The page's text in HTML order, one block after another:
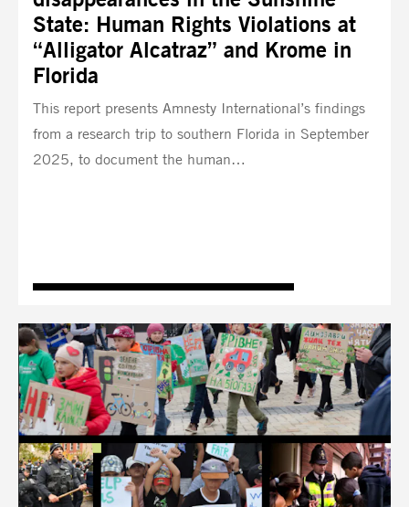
State: Human Rights Violations at
“Alligator Alcatraz” and Krome in
Florida
This report presents Amnesty International’s findings
from a research trip to southern Florida in September
2025, to document the human…